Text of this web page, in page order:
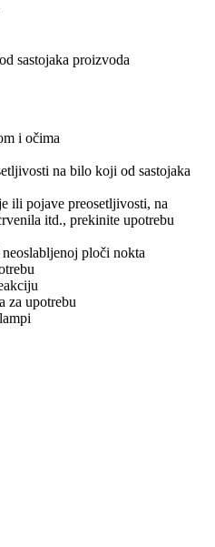
sastojaka proizvoda
i očima
na bilo koji od sastojaka
ili pojave preosetljivosti, na
itd., prekinite upotrebu
ploči nokta
za upotrebu